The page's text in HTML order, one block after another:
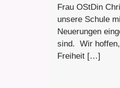
Frau OStDin
unsere Schule
Neuerungen
sind. Wir
Freiheit […]